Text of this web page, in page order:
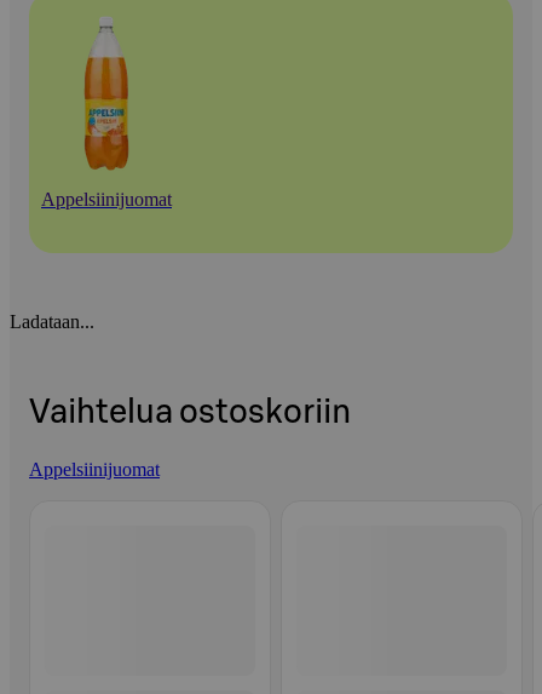
Appelsiinijuomat
Ladataan...
Vaihtelua ostoskoriin
Appelsiinijuomat